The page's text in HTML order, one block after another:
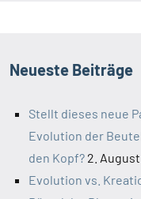
Neueste Beiträge
Stellt dieses neue
Evolution der
den Kopf? 2.
Evolution vs.